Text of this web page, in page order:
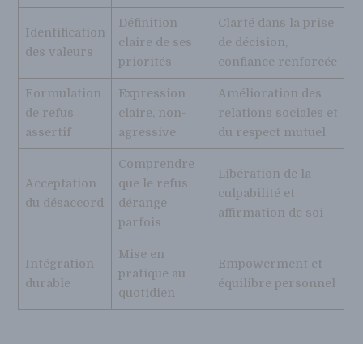
Identification
des valeurs
Définition
claire de ses
priorités
Clarté dans la prise
de décision,
confiance renforcée
Formulation
de refus
assertif
Expression
claire, non-
agressive
Amélioration des
relations sociales et
du respect mutuel
Acceptation
du désaccord
Comprendre
que le refus
dérange
parfois
Libération de la
culpabilité et
affirmation de soi
Intégration
durable
Mise en
pratique au
quotidien
Empowerment et
équilibre personnel